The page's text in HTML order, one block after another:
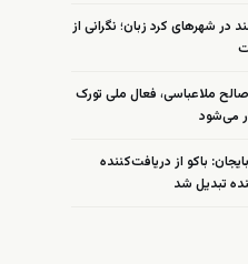
در شهرهای کرد زبان؛ نگرانی از
ملاعباسی، فعال ملی تورک
می‌شود
باکو از دریافت‌کننده
تبدیل شد